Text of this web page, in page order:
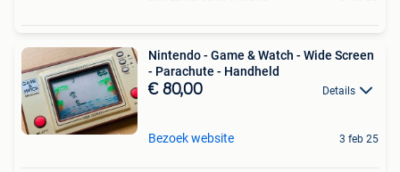
Nintendo - Game & Watch - Wide Screen
- Parachute - Handheld
€ 80,00 Details
Bezoek website 3 feb 25